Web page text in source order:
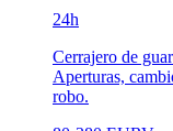
24h
Cerrajero de
Aperturas,
robo.